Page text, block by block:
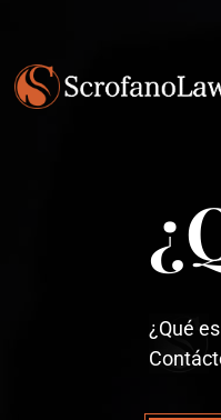
¿Qué